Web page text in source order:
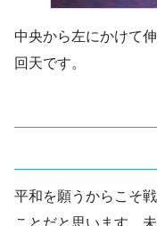
中央から左にかけて
回天です。
平和を願うからこそ